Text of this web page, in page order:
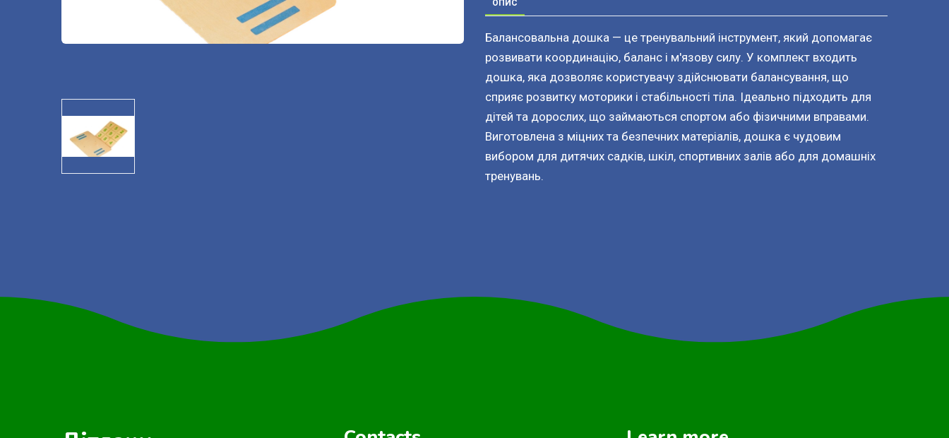
ОПИС
Балансовальна дошка — це тренувальний інструмент, який допомагає
розвивати координацію, баланс і м'язову силу. У комплект входить
дошка, яка дозволяє користувачу здійснювати балансування, що
сприяє розвитку моторики і стабільності тіла. Ідеально підходить для
дітей та дорослих, що займаються спортом або фізичними вправами.
Виготовлена з міцних та безпечних матеріалів, дошка є чудовим
вибором для дитячих садків, шкіл, спортивних залів або для домашніх
тренувань.